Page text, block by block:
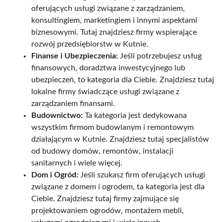
oferujących usługi związane z zarządzaniem,
konsultingiem, marketingiem i innymi aspektami
biznesowymi. Tutaj znajdziesz firmy wspierające
rozwój przedsiębiorstw w Kutnie.
Finanse i Ubezpieczenia: Jeśli potrzebujesz usług
finansowych, doradztwa inwestycyjnego lub
ubezpieczeń, to kategoria dla Ciebie. Znajdziesz tutaj
lokalne firmy świadczące usługi związane z
zarządzaniem finansami.
Budownictwo: Ta kategoria jest dedykowana
wszystkim firmom budowlanym i remontowym
działającym w Kutnie. Znajdziesz tutaj specjalistów
od budowy domów, remontów, instalacji
sanitarnych i wiele więcej.
Dom i Ogród: Jeśli szukasz firm oferujących usługi
związane z domem i ogrodem, ta kategoria jest dla
Ciebie. Znajdziesz tutaj firmy zajmujące się
projektowaniem ogrodów, montażem mebli,